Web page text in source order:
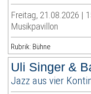
Freitag, 21.08.2026 |
Musikpavillon
Rubrik: Bühne
Uli Singer &
Jazz aus vier